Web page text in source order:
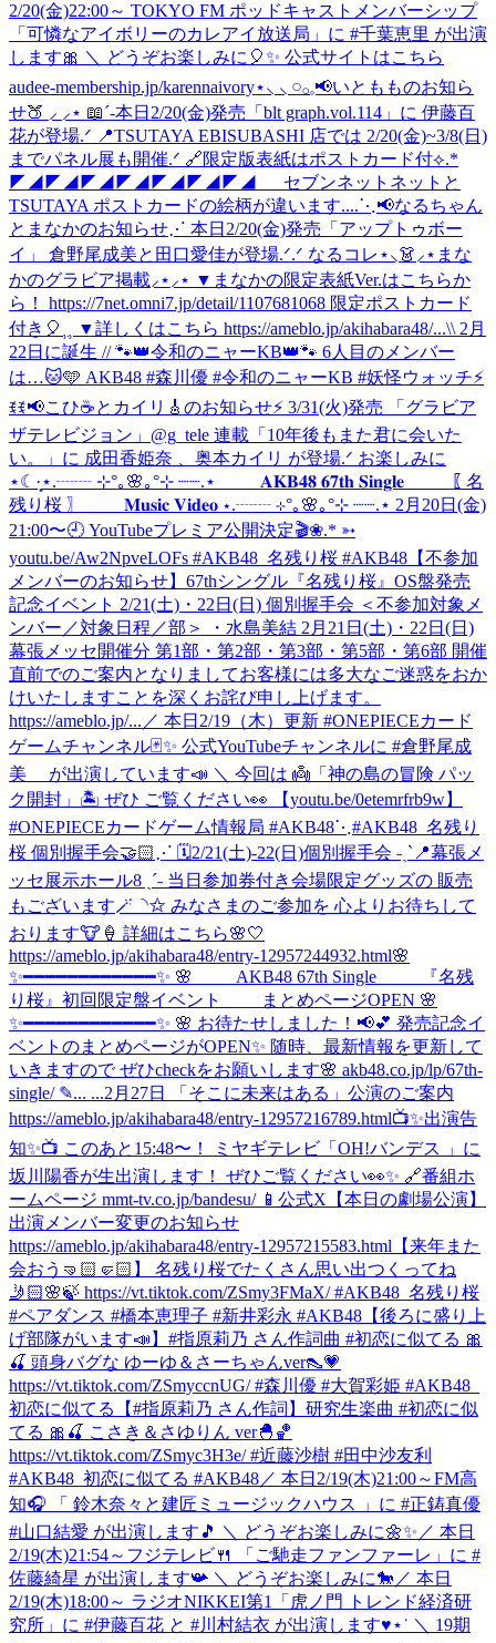
2/20(金)22:00～ TOKYO FM ポッドキャストメンバーシップ
「可憐なアイボリーのカレアイ放送局」に #千葉恵里 が出演
します🎀 ＼ どうぞお楽しみに🎈✨ 公式サイトはこちら
audee-membership.jp/karennaivory⋆⸜ ⸜ 𓏸𓂂𓈒📢いともものお知ら
せ🍑 ⸝‍ ⸝‍⋆ 📖´-本日2/20(金)発売「blt graph.vol.114」に 伊藤百
花が登場.ᐟ 📍TSUTAYA EBISUBASHI 店では 2/20(金)~3/8(日)
までパネル展も開催.ᐟ 🔗限定版表紙はポストカード付⟡.*
◤◢◤◢◤◢◤◢◤◢◤◢◤◢ セブンネットネットと
TSUTAYA ポストカードの絵柄が違います....⋱📢なるちゃん
とまなかのお知らせ⋰ 本日2/20(金)発売「アップトゥボー
イ」 倉野尾成美と田口愛佳が登場.ᐟ.ᐟ なるコレ⋆⸜👗⸝‍⋆まな
かのグラビア掲載⸝⋆⸝⋆ ▼まなかの限定表紙Ver.はこちらか
ら！ https://7net.omni7.jp/detail/1107681068 限定ポストカード
付き🎈⸒⸒ ▼詳しくはこちら https://ameblo.jp/akihabara48/...\\ 2月
22日に誕生 // 🐾👑令和のニャーKB👑🐾 6人目のメンバー
は…🐱🩵 AKB48 #森川優 #令和のニャーKB #妖怪ウォッチ⚡
ꉂꉂ📢こひ☕️とカイリ🎸のお知らせ⚡ 3/31(火)発売 「グラビア
ザテレビジョン」@g_tele 連載「10年後もまた君に会いた
い。」に 成田香姫奈 、奥本カイリ が登場.ᐟ お楽しみに
⋆☾·̩͙⋆.┈┈ ⊹°｡🌸｡°⊹ ┈┈.⋆ 𝐀𝐊𝐁𝟒𝟖 𝟔𝟕𝐭𝐡 𝐒𝐢𝐧𝐠𝐥𝐞 〖 名
残り桜 〗 𝐌𝐮𝐬𝐢𝐜 𝐕𝐢𝐝𝐞𝐨 ⋆.┈┈ ⊹°｡🌸｡°⊹ ┈┈.⋆ 2月20日(金)
21:00〜🕘 YouTubeプレミア公開決定🎬❀.* ➳
youtu.be/Aw2NpveLOFs #AKB48_名残り桜 #AKB48 【不参加
メンバーのお知らせ】67thシングル『名残り桜』OS盤発売
記念イベント 2/21(土)・22日(日) 個別握手会 ＜不参加対象メ
ンバー／対象日程／部＞ ・水島美結 2月21日(土)・22日(日)
幕張メッセ開催分 第1部・第2部・第3部・第5部・第6部 開催
直前でのご案内となりましてお客様には多大なご迷惑をおか
けいたしますことを深くお詫び申し上げます。
https://ameblo.jp/... ／ 本日2/19（木）更新 #ONEPIECEカード
ゲームチャンネル🃏✨ 公式YouTubeチャンネルに #倉野尾成
美 が出演しています📣 ＼ 今回は 👼「神の島の冒険 パッ
ク開封」🏝️ ぜひ ご覧ください👀 【youtu.be/0etemrfrb9w】
#ONEPIECEカードゲーム情報局 #AKB48⋱#AKB48_名残り
桜 個別握手会🤝🏻⋰ 🗓️2/21(土)-22(日)個別握手会 ˗ˏˋ📍幕張メ
ッセ展示ホール8 ˎˊ˗ 当日参加券付き会場限定グッズの 販売
もございます🪄◝✩ みなさまのご参加を 心よりお待ちして
おります🐮🍦 詳細はこちら🌸🤍
https://ameblo.jp/akihabara48/entry-12957244932.html🌸
✨━━━━━━━━━━━━✨ 🌸 AKB48 67th Single 『名残
り桜』初回限定盤イベント まとめページOPEN 🌸
✨━━━━━━━━━━━━✨ 🌸 お待たせしました！📢💕 発売記念イ
ベントのまとめページがOPEN✨ 随時、最新情報を更新して
いきますので ぜひcheckをお願いします🌸 akb48.co.jp/lp/67th-
single/ ✎... ...2月27日 「そこに未来はある」公演のご案内
https://ameblo.jp/akihabara48/entry-12957216789.html📺✨出演告
知✨📺 このあと15:48〜！ ミヤギテレビ「OH!バンデス 」に
坂川陽香が生出演します！ ぜひご覧ください👀✨ 🔗番組ホ
ームページ mmt-tv.co.jp/bandesu/ 📱公式X 【本日の劇場公演】
出演メンバー変更のお知らせ
https://ameblo.jp/akihabara48/entry-12957215583.html 【来年また
会おう🤜🏻🤛🏻】 名残り桜でたくさん思い出つくってね
🤳🏻🌸🍃 https://vt.tiktok.com/ZSmy3FMaX/ #AKB48_名残り桜
#ペアダンス #橋本恵理子 #新井彩永 #AKB48 【後ろに盛り上
げ部隊がいます📣】#指原莉乃 さん作詞曲 #初恋に似てる 🎀
🍒 頭身バグな ゆーゆ＆さーちゃんver👠💗
https://vt.tiktok.com/ZSmyccnUG/ #森川優 #大賀彩姫 #AKB48_
初恋に似てる
【#指原莉乃 さん作詞】研究生楽曲 #初恋に似
てる 🎀🍒 こさき＆さゆりん ver🐣🏀
https://vt.tiktok.com/ZSmyc3H3e/ #近藤沙樹 #田中沙友利
#AKB48_初恋に似てる #AKB48／ 本日2/19(木)21:00～FM高
知🎧 「 鈴⽊奈々と建匠ミュージックハウス 」に #正鋳真優
#山口結愛 が出演します🎵 ＼ どうぞお楽しみに🌼✨ ／ 本日
2/19(木)21:54～フジテレビ🍴 「ご馳走ファンファーレ」に #
佐藤綺星 が出演します📯 ＼ どうぞお楽しみに🐎 ／ 本日
2/19(木)18:00～ ラジオNIKKEI第1「虎ノ門 トレンド経済研
究所」に #伊藤百花 と #川村結衣 が出演します♥⋆˙ ＼ 19期